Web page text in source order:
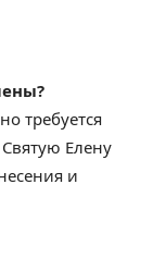
требуется
Елену
и